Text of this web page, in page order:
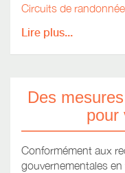
Circuits de
Lire plus...
Des
pour
Conformément aux
gouvernementales